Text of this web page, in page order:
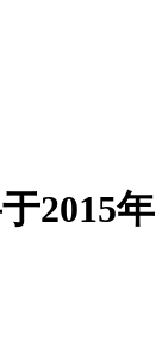
2015年